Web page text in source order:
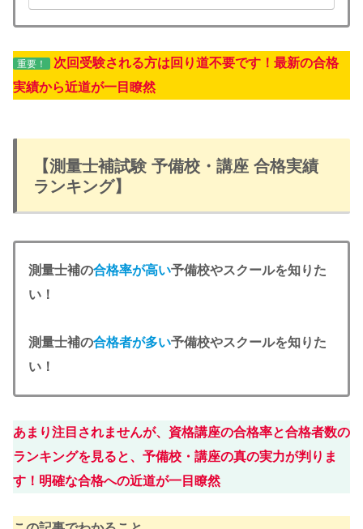
重要！
次回受験される方は回り道不要です！最新の合格
実績から近道が一目瞭然
【測量士補試験 予備校・講座 合格実績
ランキング】
測量士補の合格率が高い予備校やスクールを知りた
い！
測量士補の合格者が多い予備校やスクールを知りた
い！
あまり注目されませんが、資格講座の合格率と合格者数の
ランキングを見ると、予備校・講座の真の実力が判りま
す！明確な合格への近道が一目瞭然